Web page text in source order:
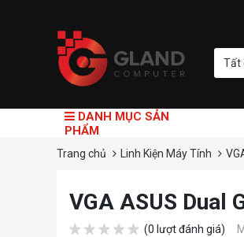
Tất
DANH MỤC SẢN
PHẨM
Trang chủ Linh Kiện Máy Tính
VGA ASUS Dual
(0 lượt đánh giá)